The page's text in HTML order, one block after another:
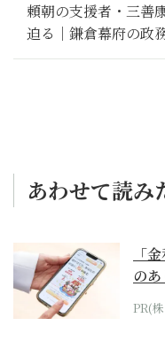
頼朝の支援者・三善
迫る｜鎌倉幕府の政
史人物伝】
あわせて読み
「
の
PR(